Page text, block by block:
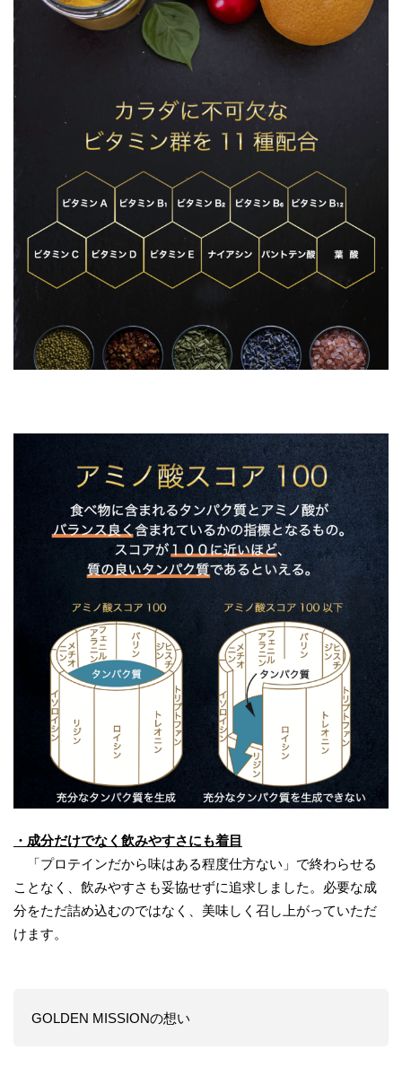
・成分だけでなく飲みやすさにも着目
「プロテインだから味はある程度仕方ない」で終わらせる
ことなく、飲みやすさも妥協せずに追求しました。必要な成
分をただ詰め込むのではなく、美味しく召し上がっていただ
けます。
GOLDEN MISSIONの想い